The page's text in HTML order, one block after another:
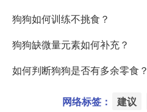
狗狗如何训练不挑食？
狗狗缺微量元素如何补充？
如何判断狗狗是否有多余零食？
网络标签： 建议